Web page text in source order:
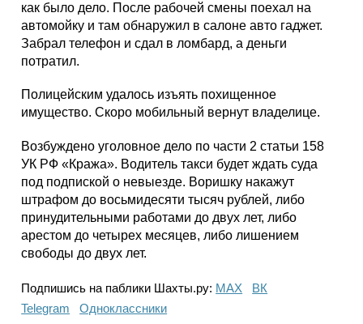
как было дело. После рабочей смены поехал на
автомойку и там обнаружил в салоне авто гаджет.
Забрал телефон и сдал в ломбард, а деньги
потратил.
Полицейским удалось изъять похищенное
имущество. Скоро мобильный вернут владелице.
Возбуждено уголовное дело по части 2 статьи 158
УК РФ «Кража». Водитель такси будет ждать суда
под подпиской о невыезде. Воришку накажут
штрафом до восьмидесяти тысяч рублей, либо
принудительными работами до двух лет, либо
арестом до четырех месяцев, либо лишением
свободы до двух лет.
Подпишись на паблики Шахты.ру: МАХ
ВК
Telegram
Одноклассники